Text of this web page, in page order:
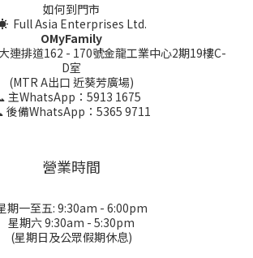
如何到門市
Full Asia Enterprises Ltd.
OMyFamily
連排道162 - 170號金龍工業中心2期19樓C-
D室
(MTR A出口 近葵芳廣場)
主WhatsApp：5913 1675
後備WhatsApp：5365 9711
營業時間
期一至五: 9:30am - 6:00pm
星期六 9:30am - 5:30pm
(星期日及公眾假期休息)